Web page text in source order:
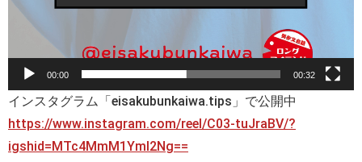
00:00 00:32
インスタグラム「eisakubunkaiwa.tips」で公開中
https://www.instagram.com/reel/C03-tuJraBV/?
igshid=MTc4MmM1YmI2Ng==